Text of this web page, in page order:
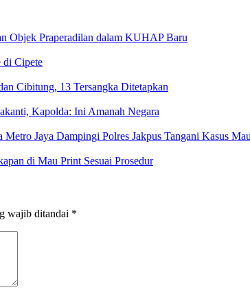
Objek Praperadilan dalam KUHAP Baru
di Cipete
Cibitung, 13 Tersangka Ditetapkan
Kapolda: Ini Amanah Negara
Jaya Dampingi Polres Jakpus Tangani Kasus
di Mau Print Sesuai Prosedur
wajib ditandai *